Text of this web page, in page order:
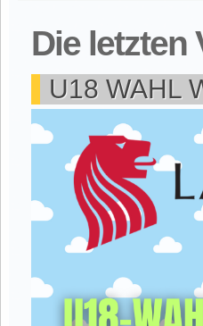
Die letzten
U18 WAHL